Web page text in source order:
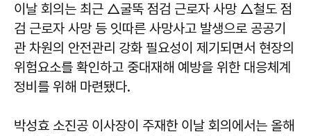
이날 회의는 최근 △굴뚝 점검 근로자 사망 △철도 점
검 근로자 사망 등 잇따른 사망사고 발생으로 공공기
관 차원의 안전관리 강화 필요성이 제기되면서 현장의
위험요소를 확인하고 중대재해 예방을 위한 대응체계
정비를 위해 마련됐다.
박성효 소진공 이사장이 주재한 이날 회의에서는 올해